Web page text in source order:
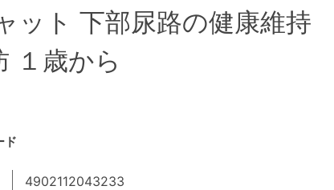
ド
ット 下部尿路の健康維持
１歳から
4902112043233